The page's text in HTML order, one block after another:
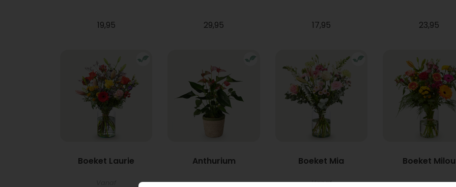
19,95 29,95 17,95 23,95
Boeket Laurie Anthurium Boeket Mia
Vanaf
Boeket Milou